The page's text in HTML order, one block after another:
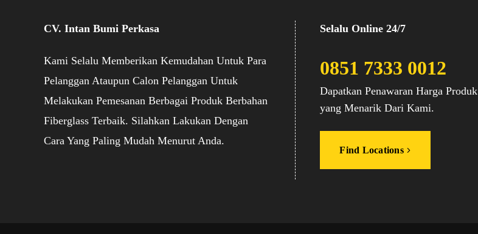
CV. Intan Bumi Perkasa
Kami Selalu Memberikan Kemudahan Untuk Para
Pelanggan Ataupun Calon Pelanggan Untuk
Melakukan Pemesanan Berbagai Produk Berbahan
Fiberglass Terbaik. Silahkan Lakukan Dengan
Cara Yang Paling Mudah Menurut Anda.
Selalu Online 24/7
0851 7333 0012
Dapatkan Penawaran Harga Produk
yang Menarik Dari Kami.
Find Locations